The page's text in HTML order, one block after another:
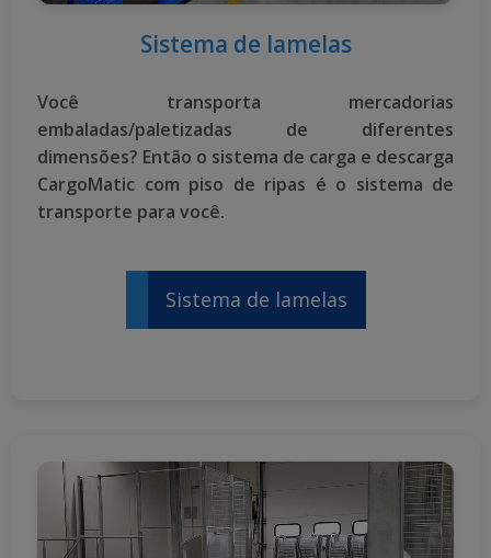
Sistema de lamelas
Você transporta mercadorias
embaladas/paletizadas de diferentes
dimensões? Então o sistema de carga e descarga
CargoMatic com piso de ripas é o sistema de
transporte para você.
Sistema de lamelas